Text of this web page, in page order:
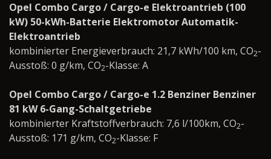
Opel Combo Cargo / Cargo-e Elektroantrieb (100
kW) 50-kWh-Batterie Elektromotor Automatik-
Elektroantrieb
kombinierter Energieverbrauch: 21,7 kWh/100 km, CO2-
Ausstoß: 0 g/km, CO2-Klasse: A
Opel Combo Cargo / Cargo-e 1.2 Benziner Benziner
81 kW 6-Gang-Schaltgetriebe
kombinierter Kraftstoffverbrauch: 7,6 l/100km, CO2-
Ausstoß: 171 g/km, CO2-Klasse: F